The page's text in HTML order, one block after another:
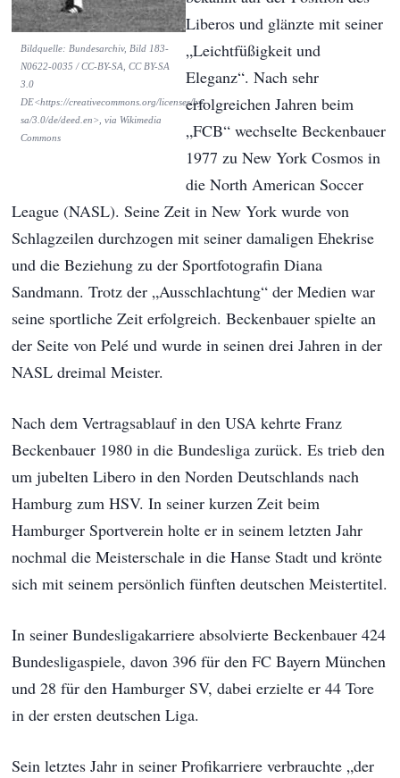
Bildquelle: Bundesarchiv, Bild 183-
N0622-0035 / CC-BY-SA, CC BY-SA
3.0
DE<https://creativecommons.org/licenses/by-
sa/3.0/de/deed.en>, via Wikimedia
Commons
Liberos und glänzte mit seiner
„Leichtfüßigkeit und
Eleganz“. Nach sehr
erfolgreichen Jahren beim
„FCB“ wechselte Beckenbauer
1977 zu New York Cosmos in
die North American Soccer
League (NASL). Seine Zeit in New York wurde von
Schlagzeilen durchzogen mit seiner damaligen Ehekrise
und die Beziehung zu der Sportfotografin Diana
Sandmann. Trotz der „Ausschlachtung“ der Medien war
seine sportliche Zeit erfolgreich. Beckenbauer spielte an
der Seite von Pelé und wurde in seinen drei Jahren in der
NASL dreimal Meister.
Nach dem Vertragsablauf in den USA kehrte Franz
Beckenbauer 1980 in die Bundesliga zurück. Es trieb den
um jubelten Libero in den Norden Deutschlands nach
Hamburg zum HSV. In seiner kurzen Zeit beim
Hamburger Sportverein holte er in seinem letzten Jahr
nochmal die Meisterschale in die Hanse Stadt und krönte
sich mit seinem persönlich fünften deutschen Meistertitel.
In seiner Bundesligakarriere absolvierte Beckenbauer 424
Bundesligaspiele, davon 396 für den FC Bayern München
und 28 für den Hamburger SV, dabei erzielte er 44 Tore
in der ersten deutschen Liga.
Sein letztes Jahr in seiner Profikarriere verbrauchte „der